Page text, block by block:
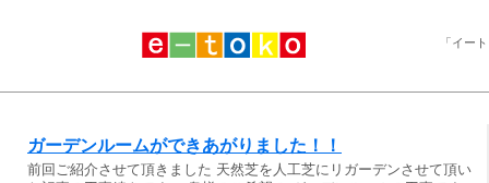
「イー
ガーデンルームができあがりました！！
前回ご紹介させて頂きました 天然芝を人工芝にリガーデンさせて頂い